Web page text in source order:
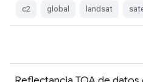
c2 global landsat